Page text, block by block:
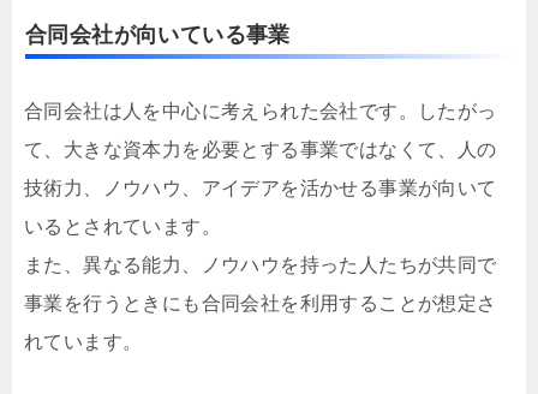
合同会社が向いている事業
合同会社は人を中心に考えられた会社です。したがっ
て、大きな資本力を必要とする事業ではなくて、人の
技術力、ノウハウ、アイデアを活かせる事業が向いて
いるとされています。
また、異なる能力、ノウハウを持った人たちが共同で
事業を行うときにも合同会社を利用することが想定さ
れています。